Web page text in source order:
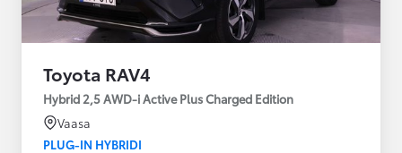
Toyota RAV4
Hybrid 2,5 AWD-i Active Plus Charged Edition
Vaasa
PLUG-IN HYBRIDI